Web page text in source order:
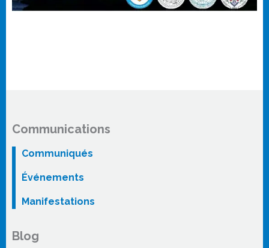
Communications
Communiqués
Événements
Manifestations
Blog